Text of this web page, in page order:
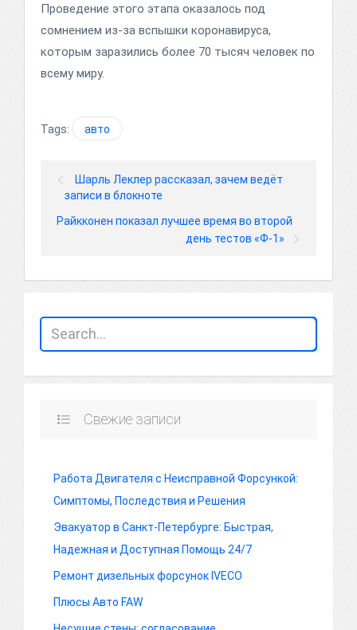
Проведение этого этапа оказалось под
сомнением из-за вспышки коронавируса,
которым заразились более 70 тысяч человек по
всему миру.
Tags: авто
Шарль Леклер рассказал, зачем ведёт
записи в блокноте
Райкконен показал лучшее время во второй
день тестов «Ф-1»
Свежие записи
Работа Двигателя с Неисправной Форсункой:
Симптомы, Последствия и Решения
Эвакуатор в Санкт-Петербурге: Быстрая,
Надежная и Доступная Помощь 24/7
Ремонт дизельных форсунок IVECO
Плюсы Авто FAW